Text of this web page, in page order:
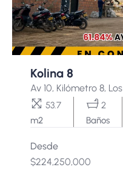
Kolina 8
Av 10, Kilómetro 8,
m2
53.7
Baños
2
Desde
$224,250,000